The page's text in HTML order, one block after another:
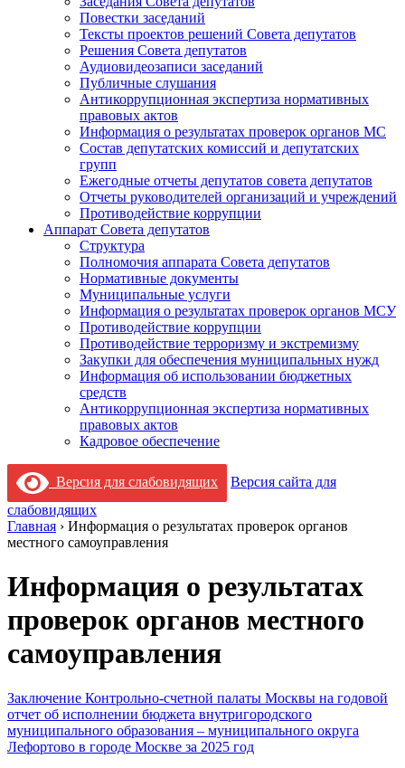
Повестки заседаний
Тексты проектов решений Совета депутатов
Решения Совета депутатов
Аудиовидеозаписи заседаний
Публичные слушания
Антикоррупционная экспертиза нормативных
правовых актов
Информация о результатах проверок органов МС
Состав депутатских комиссий и депутатских
групп
Ежегодные отчеты депутатов совета депутатов
Отчеты руководителей организаций и учреждений
Противодействие коррупции
Аппарат Совета депутатов
Структура
Полномочия аппарата Совета депутатов
Нормативные документы
Муниципальные услуги
Информация о результатах проверок органов МСУ
Противодействие коррупции
Противодействие терроризму и экстремизму
Закупки для обеспечения муниципальных нужд
Информация об использовании бюджетных
средств
Антикоррупционная экспертиза нормативных
правовых актов
Кадровое обеспечение
Версия для слабовидящих
Версия сайта для
слабовидящих
Главная › Информация о результатах проверок органов
местного самоуправления
Информация о результатах
проверок органов местного
самоуправления
Заключение Контрольно-счетной палаты Москвы на годовой
отчет об исполнении бюджета внутригородского
муниципального образования – муниципального округа
Лефортово в городе Москве за 2025 год